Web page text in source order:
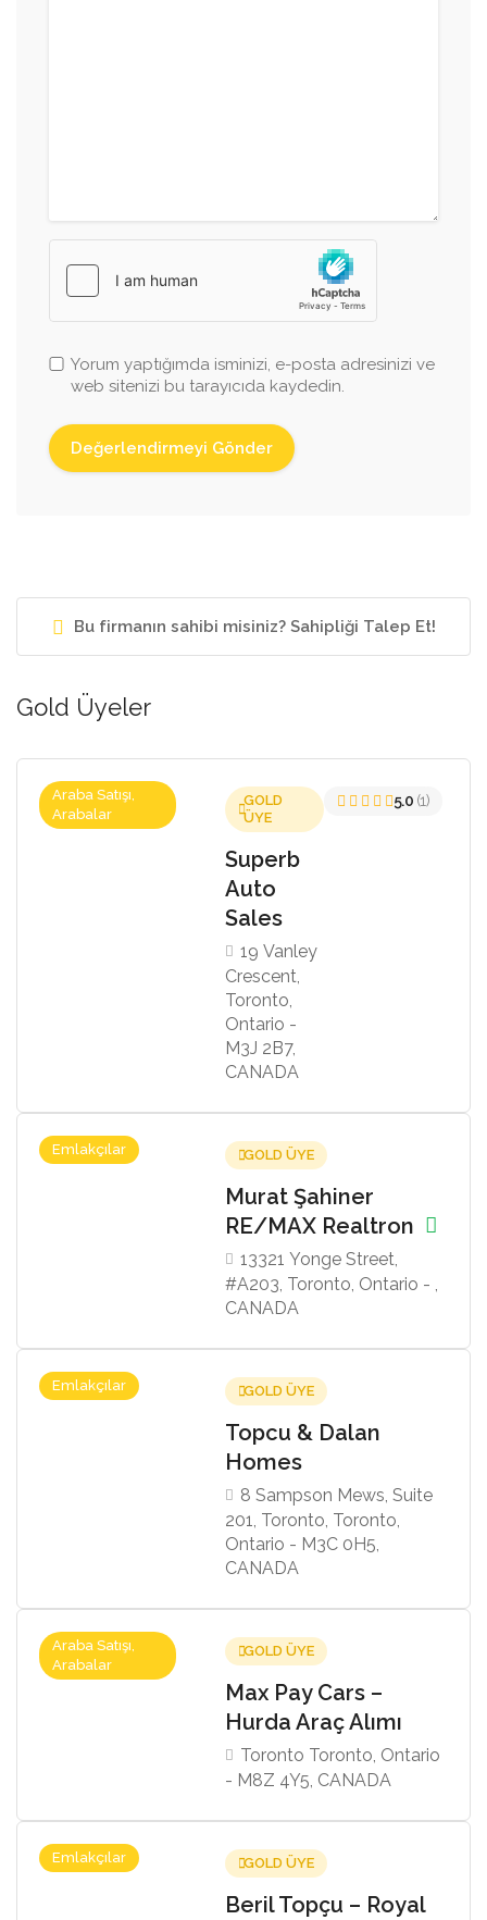
Yorum yaptığımda isminizi, e-posta adresinizi ve
web sitenizi bu tarayıcıda kaydedin.
Bu firmanın sahibi misiniz? Sahipliği Talep Et!
Gold Üyeler
Araba Satışı,
Arabalar
GOLD
ÜYE
Superb
Auto
Sales
19 Vanley
Crescent,
Toronto,
Ontario -
M3J 2B7,
CANADA
5.0 (1)
Emlakçılar GOLD ÜYE
Murat Şahiner
RE/MAX Realtron
13321 Yonge Street,
#A203, Toronto, Ontario - ,
CANADA
Emlakçılar GOLD ÜYE
Topcu & Dalan
Homes
8 Sampson Mews, Suite
201, Toronto, Toronto,
Ontario - M3C 0H5,
CANADA
Araba Satışı,
Arabalar
GOLD ÜYE
Max Pay Cars –
Hurda Araç Alımı
Toronto Toronto, Ontario
- M8Z 4Y5, CANADA
Emlakçılar GOLD ÜYE
Beril Topçu – Royal